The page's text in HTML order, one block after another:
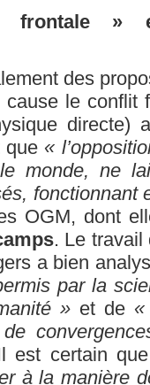
frontale »
des
cause le
directe)
que «
monde, ne
fonctionnant
OGM, dont
. Le travail
a bien
par la
» et de
de
est certain
à la manière